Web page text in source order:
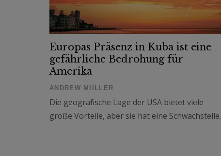
Europas Präsenz in Kuba ist eine
gefährliche Bedrohung für
Amerika
ANDREW MIILLER
Die geografische Lage der USA bietet viele
große Vorteile, aber sie hat eine Schwachstelle.